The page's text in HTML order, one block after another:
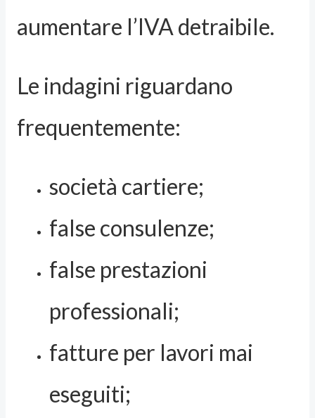
aumentare l’IVA detraibile.
Le indagini riguardano
frequentemente:
società cartiere;
false consulenze;
false prestazioni
professionali;
fatture per lavori mai
eseguiti;